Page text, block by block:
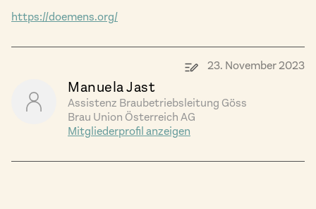
https://doemens.org/
23. November 2023
Manuela Jast
Assistenz Braubetriebsleitung Göss
Brau Union Österreich AG
Mitgliederprofil anzeigen